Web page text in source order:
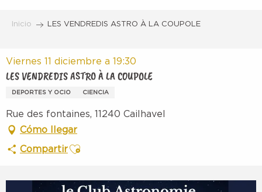
Inicio LES VENDREDIS ASTRO À LA COUPOLE
Viernes 11 diciembre a 19:30
LES VENDREDIS ASTRO À LA COUPOLE
DEPORTES Y OCIO CIENCIA
Rue des fontaines, 11240 Cailhavel
Cómo llegar
CompartirAjouter aux favoris